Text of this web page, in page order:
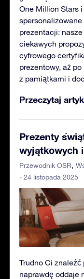
One Million Stars
spersonalizowane
prezentacji:
ciekawych
cyfrowego
prezentowy, aż
z pamiątkami i
Przeczytaj
Prezenty
wyjątkowych
Przewodnik OSR
- 24 listopada 2025
Trudno Ci
naprawdę oddaje